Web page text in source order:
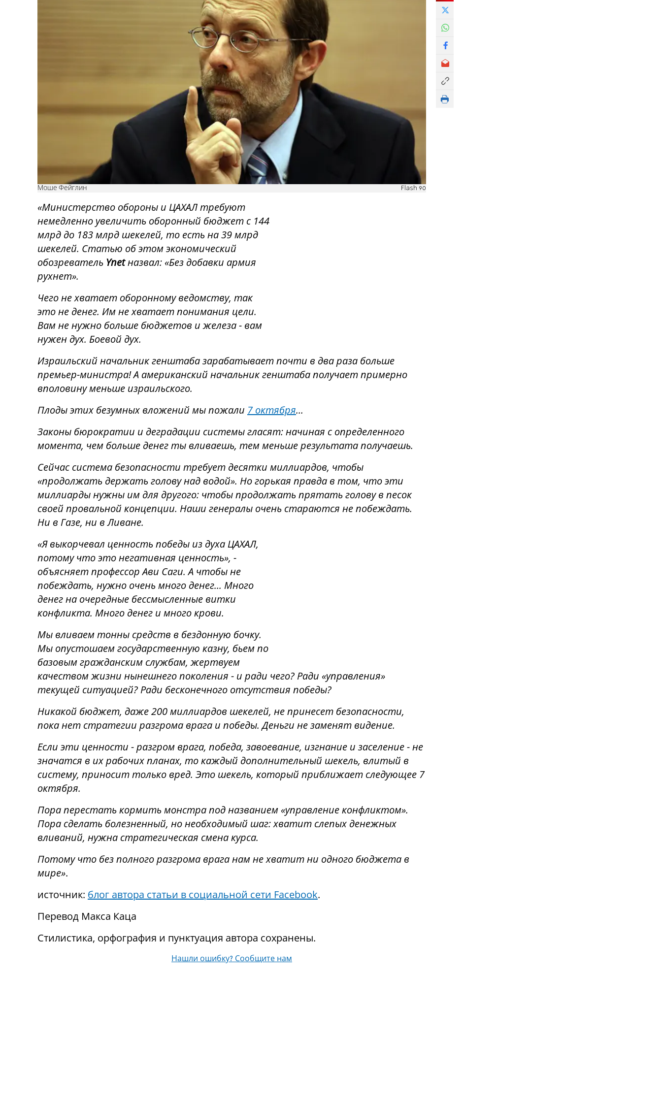
Моше Фейглин Flash 90
«Министерство обороны и ЦАХАЛ требуют
немедленно увеличить оборонный бюджет с 144
млрд до 183 млрд шекелей, то есть на 39 млрд
шекелей. Статью об этом экономический
обозреватель Ynetназвал: «Без добавки армия
рухнет».
Чего не хватает оборонному ведомству, так
это не денег. Им не хватает понимания цели.
Вам не нужно больше бюджетов и железа - вам
нужен дух. Боевой дух.
Израильский начальник генштаба зарабатывает почти в два раза больше
премьер-министра! А американский начальник генштаба получает примерно
вполовину меньше израильского.
Плоды этих безумных вложений мы пожали 7 октября...
Законы бюрократии и деградации системы гласят: начиная с определенного
момента, чем больше денег ты вливаешь, тем меньше результата получаешь.
Сейчас система безопасности требует десятки миллиардов, чтобы
«продолжать держать голову над водой». Но горькая правда в том, что эти
миллиарды нужны им для другого: чтобы продолжать прятать голову в песок
своей провальной концепции. Наши генералы очень стараются не побеждать.
Ни в Газе, ни в Ливане.
«Я выкорчевал ценность победы из духа ЦАХАЛ,
потому что это негативная ценность», -
объясняет профессор Ави Саги. А чтобы не
побеждать, нужно очень много денег... Много
денег на очередные бессмысленные витки
конфликта. Много денег и много крови.
Мы вливаем тонны средств в бездонную бочку.
Мы опустошаем государственную казну, бьем по
базовым гражданским службам, жертвуем
качеством жизни нынешнего поколения - и ради чего? Ради «управления»
текущей ситуацией? Ради бесконечного отсутствия победы?
Никакой бюджет, даже 200 миллиардов шекелей, не принесет безопасности,
пока нет стратегии разгрома врага и победы. Деньги не заменят видение.
Если эти ценности - разгром врага, победа, завоевание, изгнание и заселение - не
значатся в их рабочих планах, то каждый дополнительный шекель, влитый в
систему, приносит только вред. Это шекель, который приближает следующее 7
октября.
Пора перестать кормить монстра под названием «управление конфликтом».
Пора сделать болезненный, но необходимый шаг: хватит слепых денежных
вливаний, нужна стратегическая смена курса.
Потому что без полного разгрома врага нам не хватит ни одного бюджета в
мире».
источник: блог автора статьи в социальной сети Facebook.
Перевод Макса Каца
Стилистика, орфография и пунктуация автора сохранены.
Нашли ошибку? Сообщите нам